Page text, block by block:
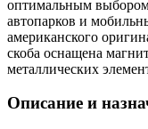
оптимальным
автопарков и
американского
скоба оснащена
металлических
Описание и